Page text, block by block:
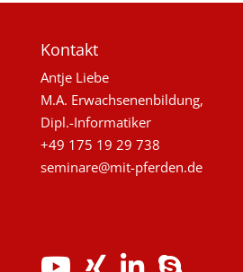
Kontakt
Antje Liebe
M.A. Erwachsenenbildung,
Dipl.-Informatiker
+49 175 19 29 738
seminare@mit-pferden.de